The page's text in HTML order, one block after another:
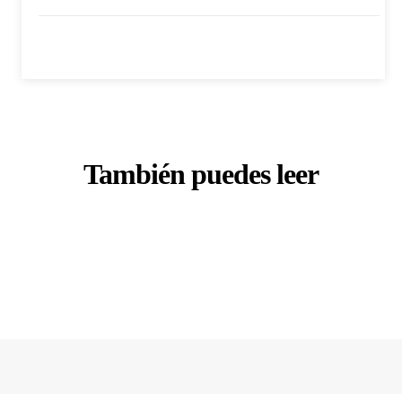
También puedes leer